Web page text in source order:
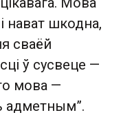
нават шкодна,
сваёй
ў сусвеце —
мова —
адметным”.